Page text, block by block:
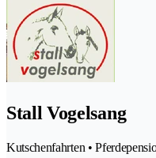
Stall Vogelsang
Kutschenfahrten •